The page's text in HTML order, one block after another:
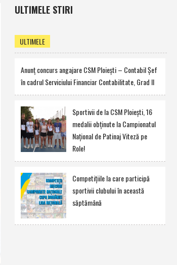
ULTIMELE STIRI
ULTIMELE
Anunţ concurs angajare CSM Ploieşti – Contabil Şef
în cadrul Serviciului Financiar Contabilitate, Grad II
Sportivii de la CSM Ploieşti, 16
medalii obţinute la Campionatul
Naţional de Patinaj Viteză pe
Role!
Competiţiile la care participă
sportivii clubului în această
săptămână